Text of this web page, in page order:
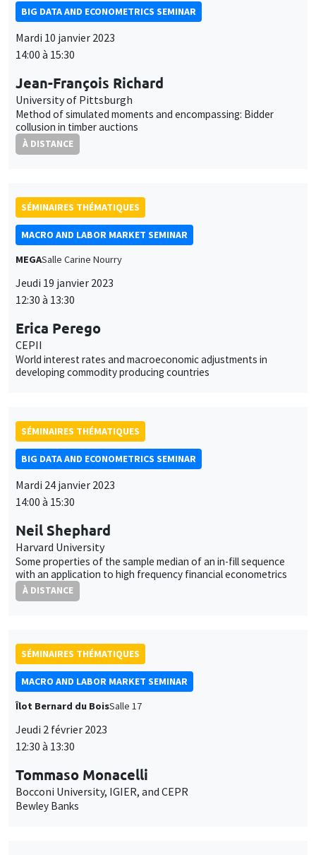
BIG DATA AND ECONOMETRICS SEMINAR
Mardi 10 janvier 2023
14:00 à 15:30
Jean-François Richard
University of Pittsburgh
Method of simulated moments and encompassing: Bidder
collusion in timber auctions
À DISTANCE
SÉMINAIRES THÉMATIQUES
MACRO AND LABOR MARKET SEMINAR
MEGASalle Carine Nourry
Jeudi 19 janvier 2023
12:30 à 13:30
Erica Perego
CEPII
World interest rates and macroeconomic adjustments in
developing commodity producing countries
SÉMINAIRES THÉMATIQUES
BIG DATA AND ECONOMETRICS SEMINAR
Mardi 24 janvier 2023
14:00 à 15:30
Neil Shephard
Harvard University
Some properties of the sample median of an in-fill sequence
with an application to high frequency financial econometrics
À DISTANCE
SÉMINAIRES THÉMATIQUES
MACRO AND LABOR MARKET SEMINAR
Îlot Bernard du BoisSalle 17
Jeudi 2 février 2023
12:30 à 13:30
Tommaso Monacelli
Bocconi University, IGIER, and CEPR
Bewley Banks